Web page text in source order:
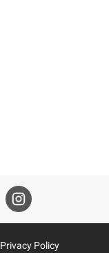
Privacy Policy